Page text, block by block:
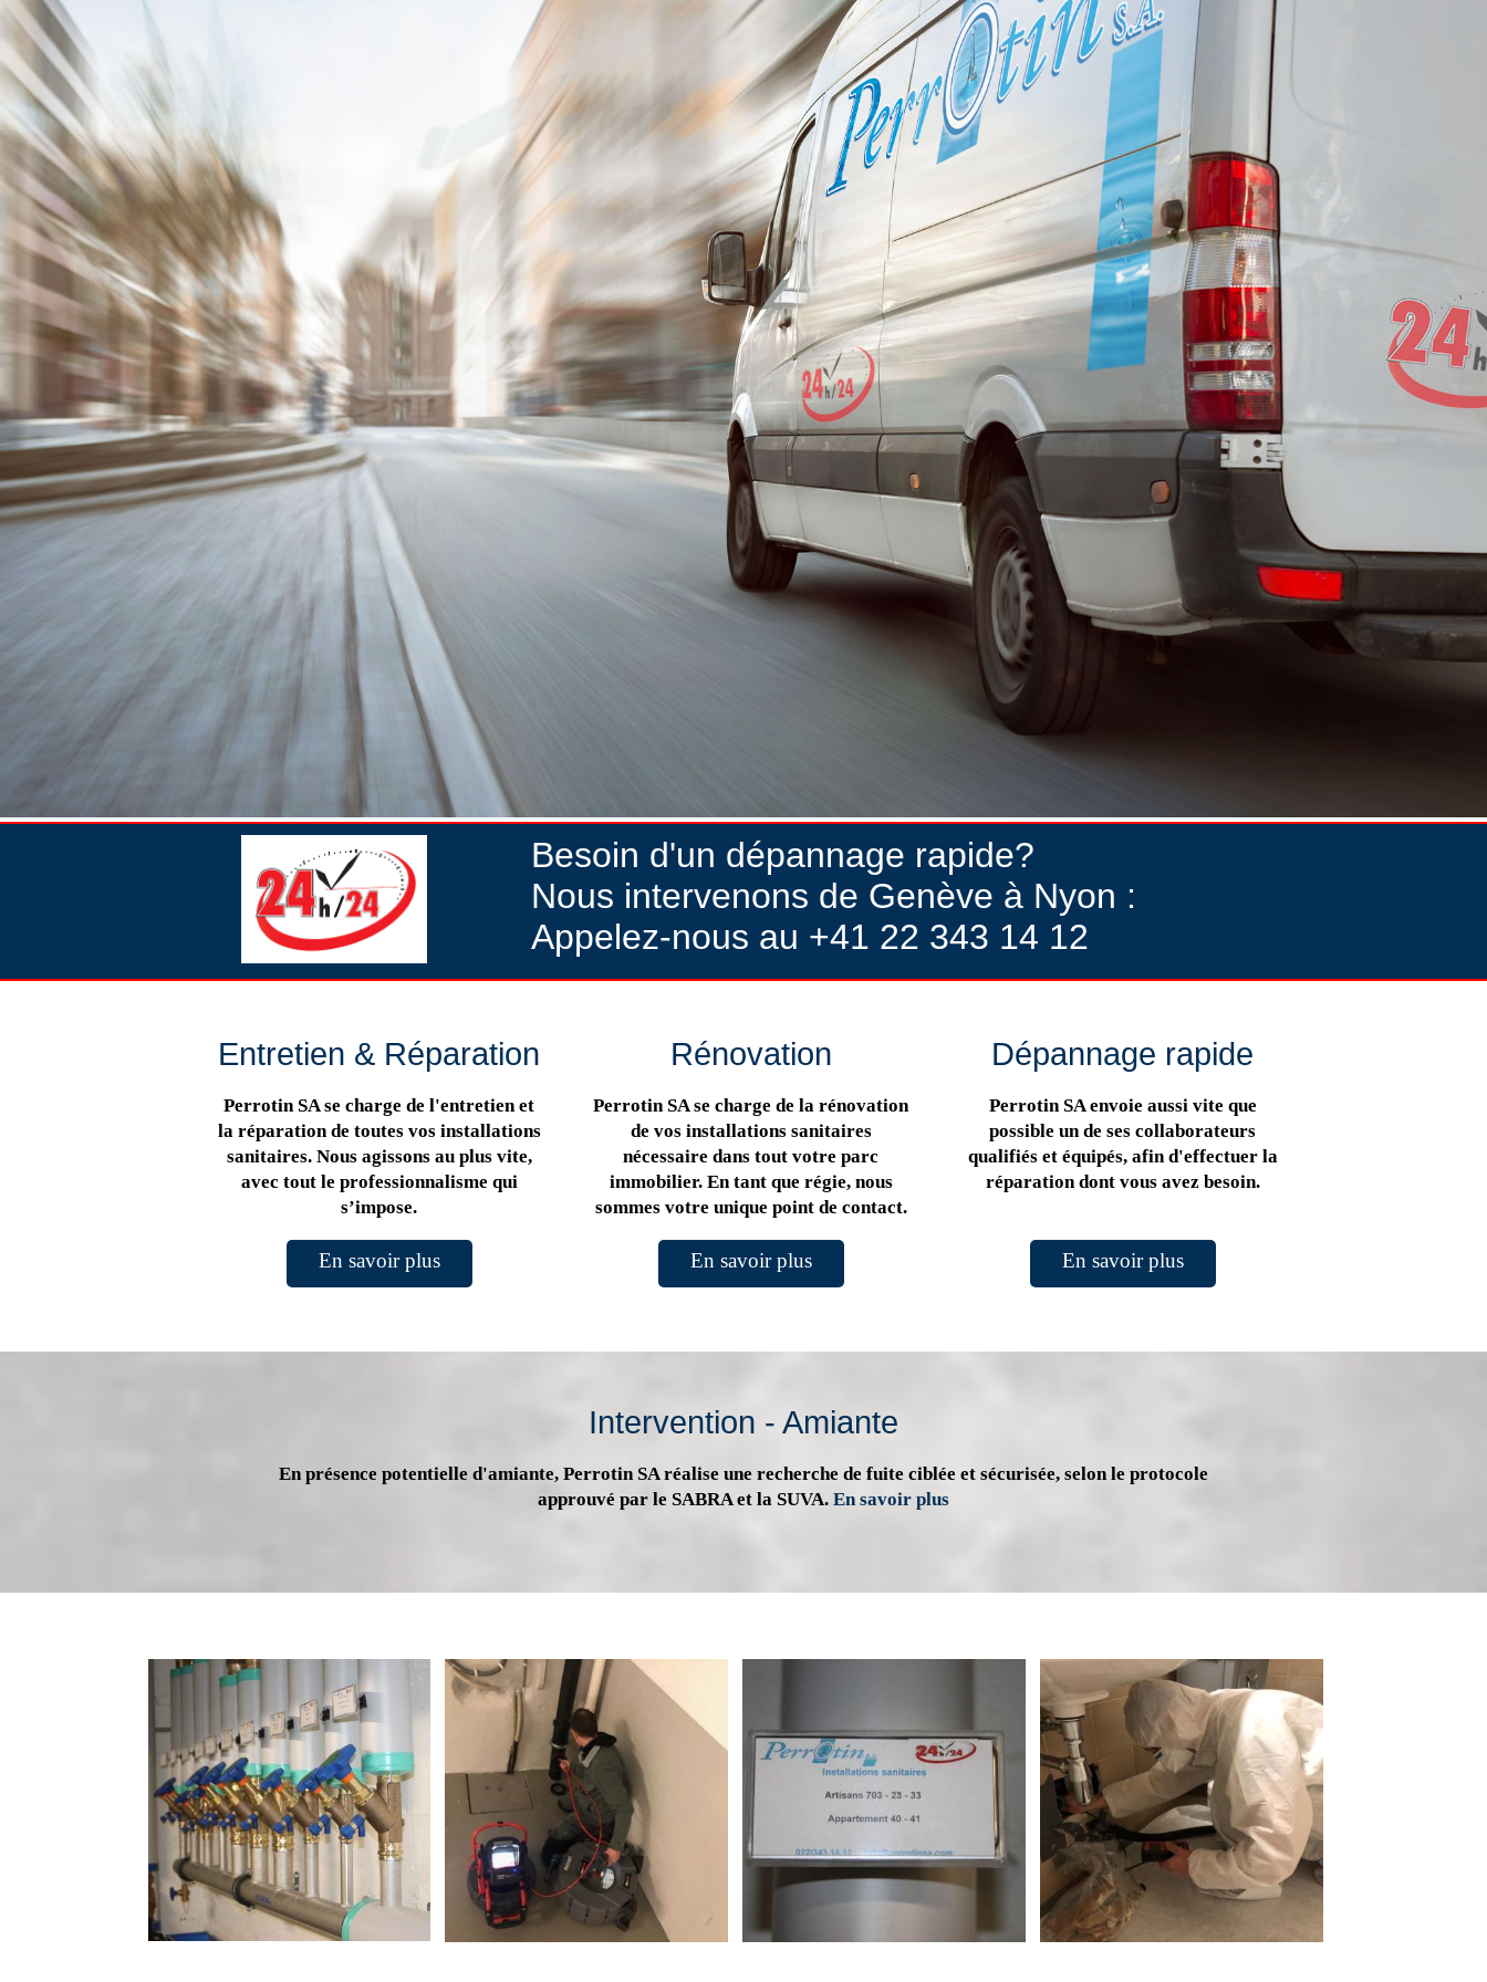
Besoin d'un dépannage rapide?
Nous intervenons de Genève à Nyon :
Appelez-nous au +41 22 343 14 12
Entretien & Réparation
Perrotin SA se charge de l'entretien et
la réparation de toutes vos installations
sanitaires. Nous agissons au plus vite,
avec tout le professionnalisme qui
s’impose.
En savoir plus
Rénovation
Perrotin SA se charge de la rénovation
de vos installations sanitaires
nécessaire dans tout votre parc
immobilier. En tant que régie, nous
sommes votre unique point de contact.
En savoir plus
Dépannage rapide
Perrotin SA envoie aussi vite que
possible un de ses collaborateurs
qualifiés et équipés, afin d'effectuer la
réparation dont vous avez besoin.
En savoir plus
Intervention - Amiante
En présence potentielle d'amiante, Perrotin SA réalise une recherche de fuite ciblée et sécurisée, selon le protocole
approuvé par le SABRA et la SUVA. En savoir plus